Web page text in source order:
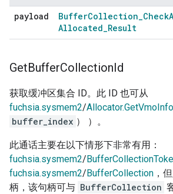
payload BufferCollection_Check
Allocated_Result
GetBufferCollectionId
获取缓冲区集合 ID。此 ID 也可从
fuchsia.sysmem2/Allocator.GetVmoInfo
buffer_index ） ）。
此通话主要在以下情形下非常有用：
fuchsia.sysmem2/
fuchsia.sysmem2/ BufferCollection ，
柄，该句柄可与 BufferCollection